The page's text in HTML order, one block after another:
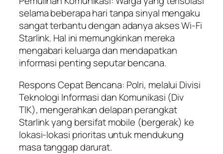
selama beberapa hari tanpa sinyal mengaku
sangat terbantu dengan adanya akses Wi-Fi
Starlink. Hal ini memungkinkan mereka
mengabari keluarga dan mendapatkan
informasi penting seputar bencana.
Respons Cepat Bencana: Polri, melalui Divisi
Teknologi Informasi dan Komunikasi (Div
TIK), mengerahkan delapan perangkat
Starlink yang bersifat mobile (bergerak) ke
lokasi-lokasi prioritas untuk mendukung
masa tanggap darurat.